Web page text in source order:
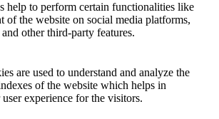
help to perform certain functionalities like
of the website on social media platforms,
other third-party features.
are used to understand and analyze the
of the website which helps in
experience for the visitors.